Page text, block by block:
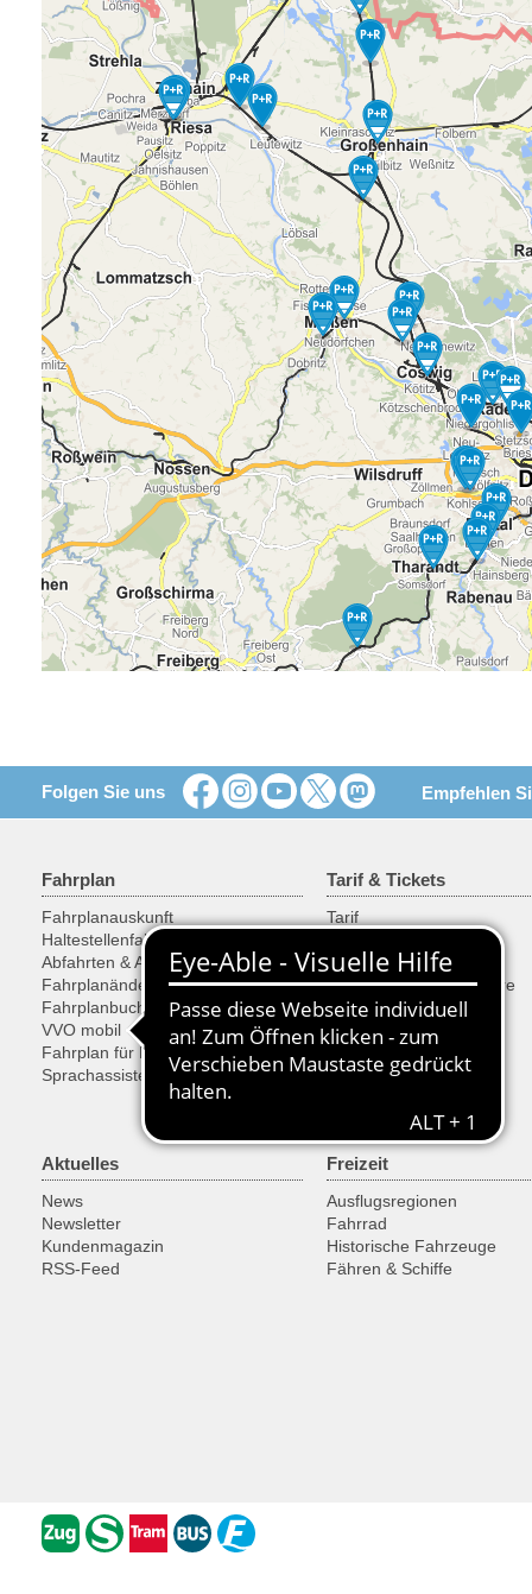
Folgen Sie uns Empfehlen
Fahrplan
Fahrplanauskunft
Haltestellenfahrplan
Abfahrten & Ankünfte
Fahrplanänderungen
Fahrplanbuch
VVO mobil
Fahrplan für Entwickler
Sprachassistent Alexa
Tarif & Tickets
Tarif
Ermäßigungen
Fahrräder, Sachen, Tiere
Ticketkauf
SonderTickets
Aktuelles
News
Newsletter
Kundenmagazin
RSS-Feed
Freizeit
Ausflugsregionen
Fahrrad
Historische Fahrzeuge
Fähren & Schiffe